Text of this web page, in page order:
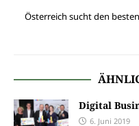
Österreich sucht den
Digital
6. Juni 2019